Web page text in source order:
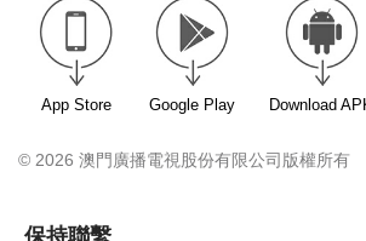
App Store Google Play Download
© 2026 澳門廣播電視股份有限公司版權所有